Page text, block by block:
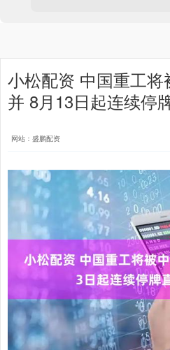
小松配资 中国重工
并 8月13日起连续停
网站：盛鹏配资